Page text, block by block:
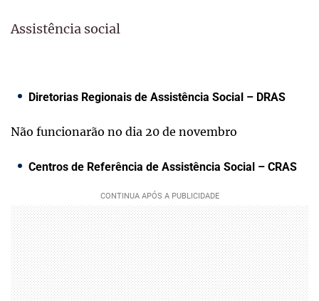
Assistência social
Diretorias Regionais de Assistência Social – DRAS
Não funcionarão no dia 20 de novembro
Centros de Referência de Assistência Social – CRAS